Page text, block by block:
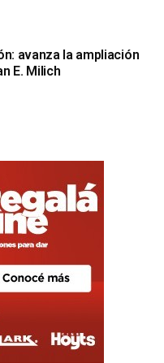
avanza la ampliación
E. Milich